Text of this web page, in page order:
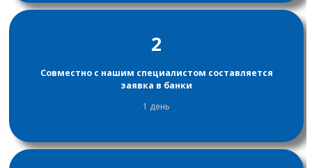
2
Совместно с нашим специалистом составляется
заявка в банки
1 день